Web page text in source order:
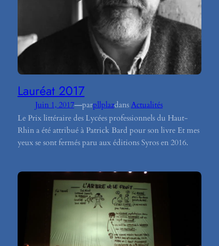
Lauréat 2017
Juin 1, 2017—parpllplazdansActualités
Le Prix littéraire des Lycées professionnels du Haut-
Rhin a été attribué à Patrick Bard pour son livre Et mes
yeux se sont fermés paru aux éditions Syros en 2016.